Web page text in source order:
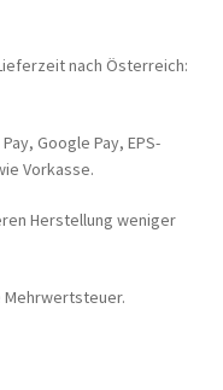
nach Österreich:
Google Pay, EPS-
Vorkasse.
Herstellung weniger